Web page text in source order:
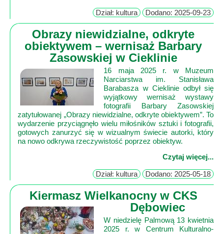
Poznaj
nas
Regulamin
Dział: kultura Dodano: 2025-09-23
Obrazy niewidzialne, odkryte
obiektywem – wernisaż Barbary
Zasowskiej w Cieklinie
16 maja 2025 r. w Muzeum
Narciarstwa im. Stanisława
Barabasza w Cieklinie odbył się
wyjątkowy wernisaż wystawy
fotografii Barbary Zasowskiej
zatytułowanej „Obrazy niewidzialne, odkryte obiektywem”. To
wydarzenie przyciągnęło wielu miłośników sztuki i fotografii,
gotowych zanurzyć się w wizualnym świecie autorki, który
na nowo odkrywa rzeczywistość poprzez obiektyw.
Czytaj więcej...
Dział: kultura Dodano: 2025-05-18
Kiermasz Wielkanocny w CKS
Dębowiec
W niedzielę Palmową 13 kwietnia
2025 r. w Centrum Kulturalno-